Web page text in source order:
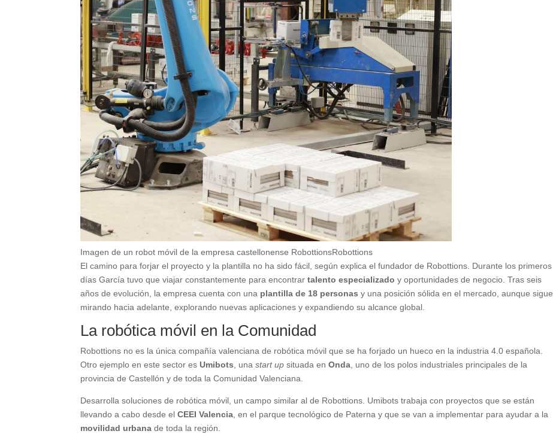
Imagen de un robot móvil de la empresa castellonense RobottionsRobottions
El camino para forjar el proyecto y la plantilla no ha sido fácil, según explica el fundador de Robottions. Durante los primeros
días García tuvo que viajar constantemente para encontrar talento especializado y oportunidades de negocio. Tras seis
años de evolución, la empresa cuenta con una plantilla de 18 personas y una posición sólida en el mercado, aunque sigue
mirando hacia adelante, explorando nuevas aplicaciones y expandiendo su alcance global.
La robótica móvil en la Comunidad
Robottions no es la única compañía valenciana de robótica móvil que se ha forjado un hueco en la industria 4.0 española.
Otro ejemplo en este sector esUmibots , una start up situada enOnda , uno de los polos industriales principales de la
provincia de Castellón y de toda la Comunidad Valenciana.
Desarrolla soluciones de robótica móvil, un campo similar al de Robottions. Umibots trabaja con proyectos que se están
llevando a cabo desde elCEEI Valencia , en el parque tecnológico de Paterna y que se van a implementar para ayudar a la
movilidad urbana de toda la región.